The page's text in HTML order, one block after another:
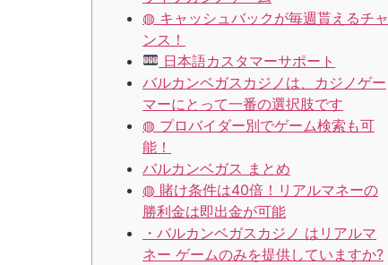
◍ キャッシュバックが毎週貰えるチャ
ンス！
日本語カスタマーサポート
バルカンベガスカジノは、カジノゲー
マーにとって一番の選択肢です
◍ プロバイダー別でゲーム検索も可
能！
バルカンベガス まとめ
◍ 賭け条件は40倍！リアルマネーの
勝利金は即出金が可能
・バルカンベガスカジノ はリアルマ
ネー ゲームのみを提供していますか?